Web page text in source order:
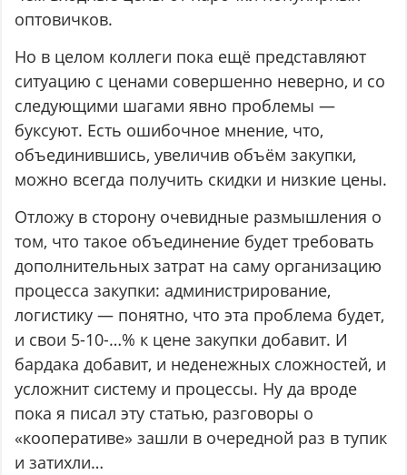
оптовичков.
Но в целом коллеги пока ещё представляют
ситуацию с ценами совершенно неверно, и со
следующими шагами явно проблемы —
буксуют. Есть ошибочное мнение, что,
объединившись, увеличив объём закупки,
можно всегда получить скидки и низкие цены.
Отложу в сторону очевидные размышления о
том, что такое объединение будет требовать
дополнительных затрат на саму организацию
процесса закупки: администрирование,
логистику — понятно, что эта проблема будет,
и свои 5-10-…% к цене закупки добавит. И
бардака добавит, и неденежных сложностей, и
усложнит систему и процессы. Ну да вроде
пока я писал эту статью, разговоры о
«кооперативе» зашли в очередной раз в тупик
и затихли…